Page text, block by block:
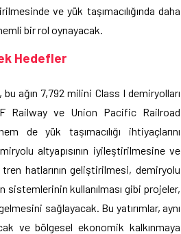
ve yük taşımacılığında daha
bir rol oynayacak.
Hedefler
ağın 7,792 milini Class I demiryolları
Railway ve Union Pacific Railroad
de yük taşımacılığı ihtiyaçlarını
altyapısının iyileştirilmesine ve
hatlarının geliştirilmesi, demiryolu
sistemlerinin kullanılması gibi projeler,
sağlayacak. Bu yatırımlar, aynı
ve bölgesel ekonomik kalkınmaya